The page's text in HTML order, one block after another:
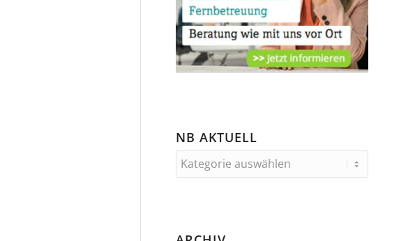
NB AKTUELL